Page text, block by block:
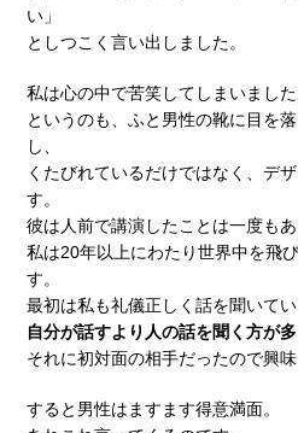
い」
としつこく言い出しました。
私は心の中で苦笑してしまいました
というのも、ふと男性の靴に目を
し、
くたびれているだけではなく、デ
す。
彼は人前で講演したことは一度もあ
私は20年以上にわたり世界中を飛
す。
最初は私も礼儀正しく話を聞いてい
自分が話すより人の話を聞く方が
それに初対面の相手だったので興味
すると男性はますます得意満面。